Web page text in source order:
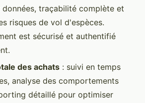
traçabilité complète et
risques de vol d'espèces.
est sécurisé et authentifié
des achats : suivi en temps
analyse des comportements
détaillé pour optimiser